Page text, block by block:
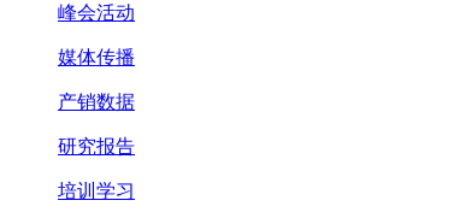
峰会活动
媒体传播
产销数据
研究报告
培训学习